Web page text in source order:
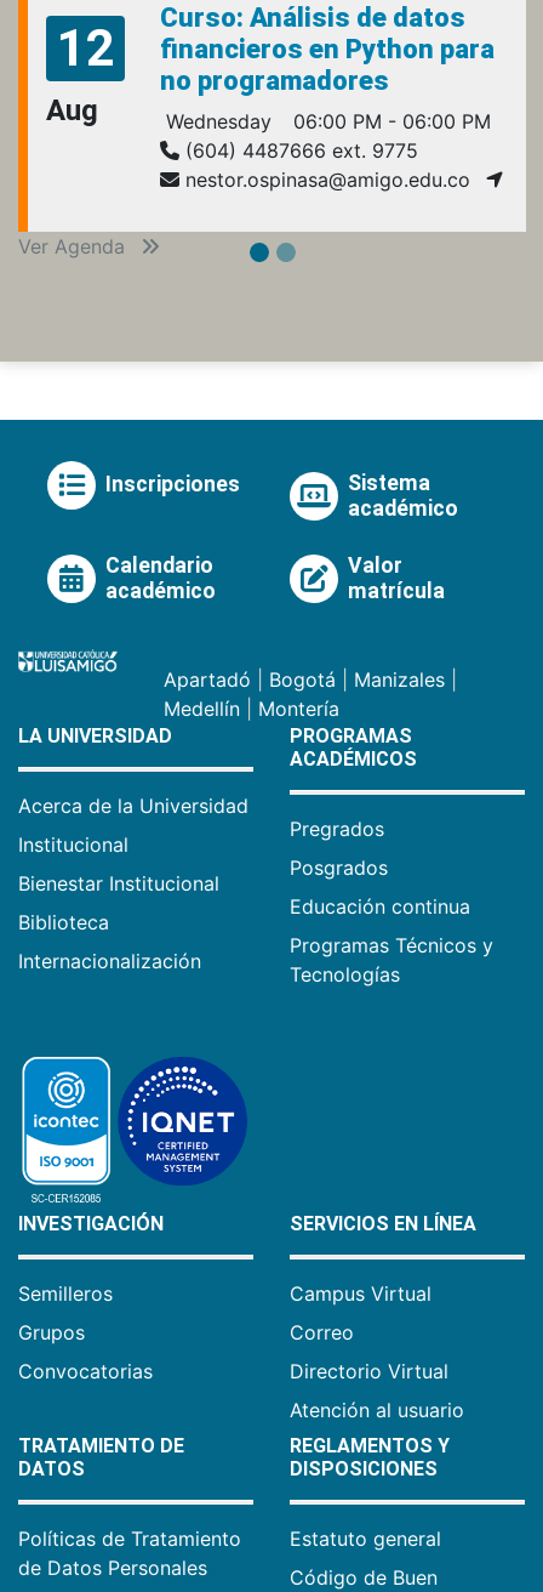
12
Aug
Curso: Análisis de datos
financieros en Python para
no programadores
Wednesday
06:00 PM - 06:00 PM
(604) 4487666 ext. 9775
nestor.ospinasa@amigo.edu.co
Ver Agenda
Inscripciones
Sistema
académico
Calendario
académico
Valor
matrícula
Apartadó Bogotá Manizales
Medellín
Montería
LA UNIVERSIDAD
Acerca de la Universidad
Institucional
Bienestar Institucional
Biblioteca
Internacionalización
PROGRAMAS
ACADÉMICOS
Pregrados
Posgrados
Educación continua
Programas Técnicos y
Tecnologías
INVESTIGACIÓN
Semilleros
Grupos
Convocatorias
SERVICIOS EN LÍNEA
Campus Virtual
Correo
Directorio Virtual
Atención al usuario
TRATAMIENTO DE
DATOS
Políticas de Tratamiento
de Datos Personales
REGLAMENTOS Y
DISPOSICIONES
Estatuto general
Código de Buen